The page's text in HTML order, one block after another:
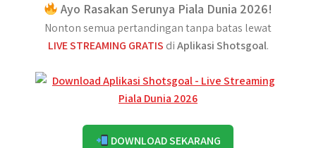
Ayo Rasakan Serunya Piala Dunia 2026!
Nonton semua pertandingan tanpa batas lewat
LIVE STREAMING GRATIS diAplikasi Shotsgoal.
DOWNLOAD SEKARANG